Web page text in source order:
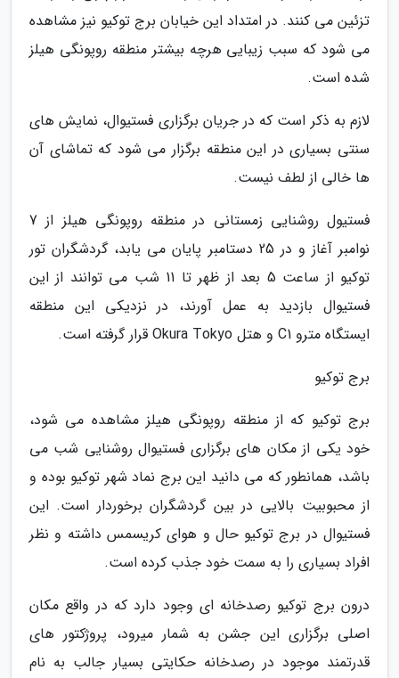
تزئین می کنند. در امتداد این خیابان برج توکیو نیز مشاهده
می شود که سبب زیبایی هرچه بیشتر منطقه روپونگی هیلز
شده است.
لازم به ذکر است که در جریان برگزاری فستیوال، نمایش های
سنتی بسیاری در این منطقه برگزار می شود که تماشای آن
ها خالی از لطف نیست.
فستیول روشنایی زمستانی در منطقه روپونگی هیلز از 7
نوامبر آغاز و در 25 دستامبر پایان می یابد، گردشگران تور
توکیو از ساعت 5 بعد از ظهر تا 11 شب می توانند از این
فستیوال بازدید به عمل آورند، در نزدیکی این منطقه
ایستگاه مترو C1 و هتل Okura Tokyo قرار گرفته است.
برج توکیو
برج توکیو که از منطقه روپونگی هیلز مشاهده می شود،
خود یکی از مکان های برگزاری فستیوال روشنایی شب می
باشد، همانطور که می دانید این برج نماد شهر توکیو بوده و
از محبوبیت بالایی در بین گردشگران برخوردار است. این
فستیوال در برج توکیو حال و هوای کریسمس داشته و نظر
افراد بسیاری را به سمت خود جذب کرده است.
درون برج توکیو رصدخانه ای وجود دارد که در واقع مکان
اصلی برگزاری این جشن به شمار میرود، پروژکتور های
قدرتمند موجود در رصدخانه حکایتی بسیار جالب به نام